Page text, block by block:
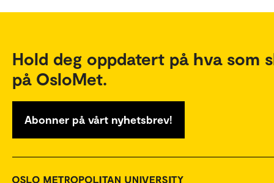
Hold deg oppdatert på hva som
på OsloMet.
Abonner på vårt nyhetsbrev!